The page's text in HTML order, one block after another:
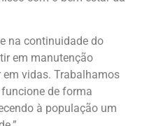
na continuidade do
em manutenção
vidas. Trabalhamos
de forma
à população um